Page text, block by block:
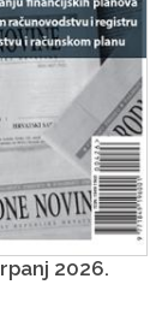
2026.